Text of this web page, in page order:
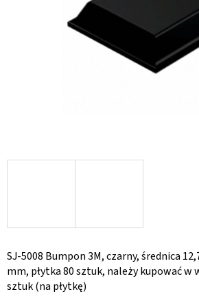
SJ-5008 Bumpon 3M, czarny, średnica
mm, płytka 80 sztuk, należy kupować
sztuk (na płytkę)